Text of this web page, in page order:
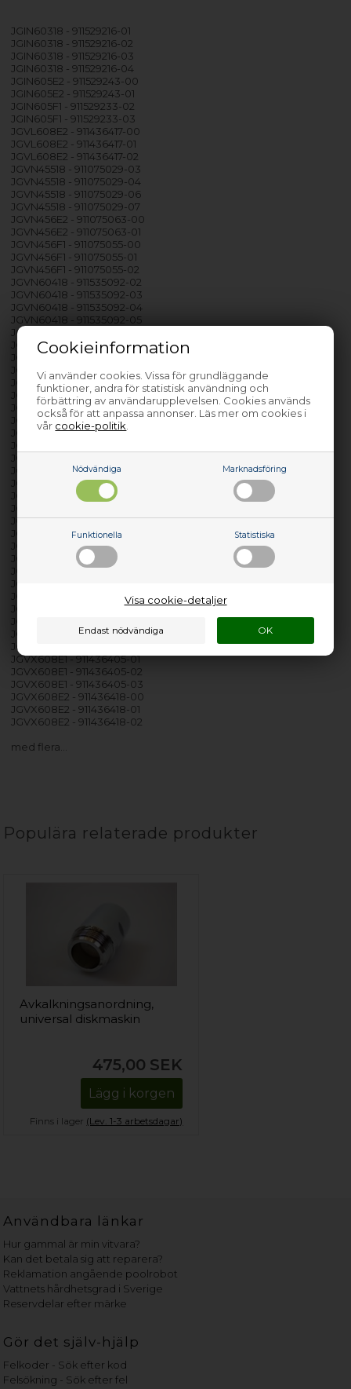
Cookieinformation
Vi använder cookies. Vissa för grundläggande
funktioner, andra för statistisk användning och
förbättring av användarupplevelsen. Cookies används
också för att anpassa annonser. Läs mer om cookies i
vår cookie-politik
Nödvändiga Marknadsföring
Funktionella Statistiska
Visa cookie-detaljer
JGIN60318 - 911529216-01
JGIN60318 - 911529216-02
JGIN60318 - 911529216-03
JGIN60318 - 911529216-04
JGIN605E2 - 911529243-00
JGIN605E2 - 911529243-01
JGIN605F1 - 911529233-02
JGIN605F1 - 911529233-03
JGVL608E2 - 911436417-00
JGVL608E2 - 911436417-01
JGVL608E2 - 911436417-02
JGVN45518 - 911075029-03
JGVN45518 - 911075029-04
JGVN45518 - 911075029-06
JGVN45518 - 911075029-07
JGVN456E2 - 911075063-00
JGVN456E2 - 911075063-01
JGVN456F1 - 911075055-00
JGVN456F1 - 911075055-01
JGVN456F1 - 911075055-02
JGVN60418 - 911535092-02
JGVN60418 - 911535092-03
JGVN60418 - 911535092-04
JGVN60418 - 911535092-05
JGVN60418 - 911535092-06
JGVN60528 - 911536352-00
JGVN60528 - 911536352-01
JGVN60528 - 911536352-02
JGVN60528 - 911536352-03
JGVN60528 - 911536352-04
JGVN60528 - 911536352-05
JGVN606E1 - 911535258-00
JGVN606E1 - 911535258-02
JGVN606E1 - 911535258-03
JGVN606E1 - 911535258-04
JGVN606F1 - 911535259-00
JGVN606F1 - 911535259-02
JGVN606F1 - 911535259-03
JGVN606F1 - 911535259-04
JGVX60528 - 911436359-02
JGVX60529 - 911436380-01
JGVX605E1 - 911435327-01
JGVX605E1 - 911435327-02
JGVX605E1 - 911435327-04
JGVX605E1 - 911435327-05
JGVX605E1 - 911435327-06
JGVX608D1 - 911434642-01
JGVX608D1 - 911434642-02
JGVX608D1 - 911434642-03
JGVX608D1 - 911434642-04
JGVX608E1 - 911436405-01
JGVX608E1 - 911436405-02
JGVX608E1 - 911436405-03
JGVX608E2 - 911436418-00
JGVX608E2 - 911436418-01
JGVX608E2 - 911436418-02
med flera…
Populära relaterade produkter
Avkalkningsanordning,
universal diskmaskin
475,00 SEK
Lägg i korgen
Finns i lager (Lev. 1-3 arbetsdagar)
Användbara länkar
Hur gammal är min vitvara?
Kan det betala sig att reparera?
Reklamation angående poolrobot
Vattnets hårdhetsgrad i Sverige
Reservdelar efter märke
Gör det själv-hjälp
Felkoder - Sök efter kod
Felsökning - Sök efter fel